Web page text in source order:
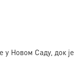
у Новом Саду, док је